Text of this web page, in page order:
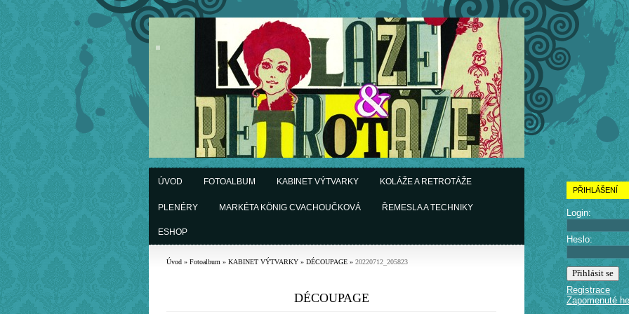
ÚVOD FOTOALBUM KABINET VÝTVARKY KOLÁŽE A RETROTÁŽE
PLENÉRY MARKÉTA KÖNIG CVACHOUČKOVÁ ŘEMESLA A TECHNIKY
ESHOP
Úvod » Fotoalbum » KABINET VÝTVARKY » DÉCOUPAGE » 20220712_205823
DÉCOUPAGE
PŘIHLÁŠENÍ
Login:
Heslo:
Registrace
Zapomenuté